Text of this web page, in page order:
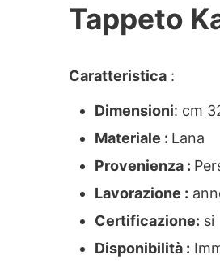
Descrizione
Tappeto
Caratteristica :
Dimensioni: cm
Materiale : Lana
Provenienza :
Lavorazione :
Certificazione: si
Disponibilità :